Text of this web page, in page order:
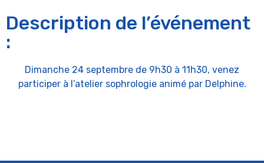
Description de l’événement
:
Dimanche 24 septembre de 9h30 à 11h30, venez
participer à l’atelier sophrologie animé par Delphine.